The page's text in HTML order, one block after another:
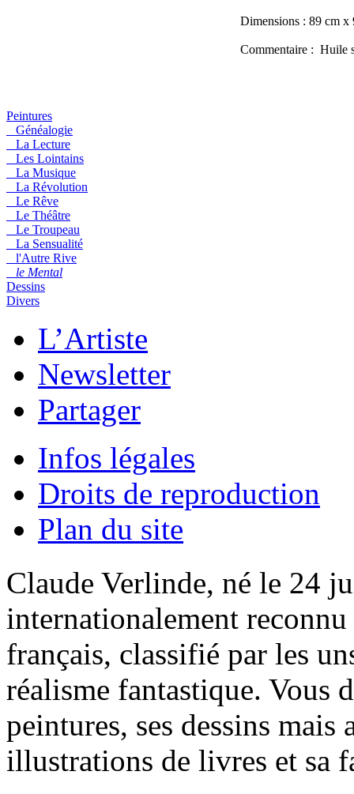
Dimensions : 89 cm x
Commentaire : Huile
Peintures
Généalogie
La Lecture
Les Lointains
La Musique
La Révolution
Le Rêve
Le Théâtre
Le Troupeau
La Sensualité
l'Autre Rive
le Mental
Dessins
Divers
L’Artiste
Newsletter
Partager
Infos légales
Droits de reproduction
Plan du site
Claude Verlinde, né le 24
internationalement
français, classifié par les
réalisme fantastique. Vous
peintures, ses dessins mais
illustrations de livres et sa